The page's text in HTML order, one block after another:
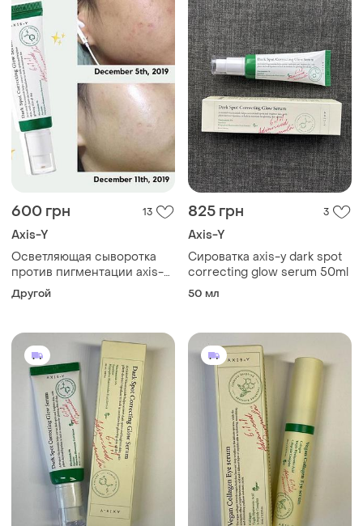
600 грн 13
Axis-Y
Осветляющая сыворотка
против пигментации axis-y
dark spot correcting glow
serum axis y 50ml
Другой
825 грн 3
Axis-Y
Сироватка axis-y dark spot
correcting glow serum 50ml
50 мл